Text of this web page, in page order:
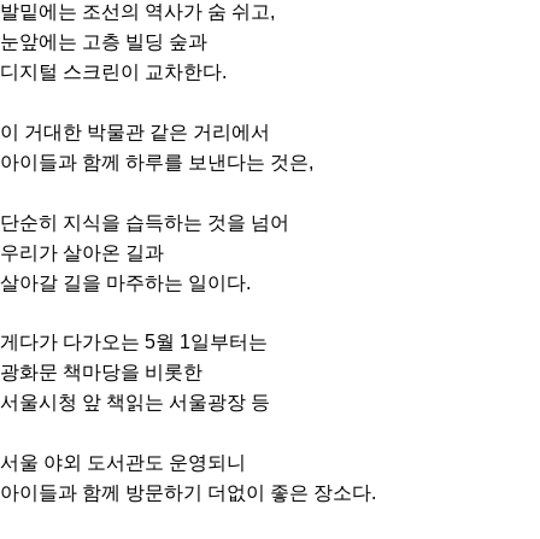
발밑에는 조선의 역사가 숨 쉬고,
눈앞에는 고층 빌딩 숲과
디지털 스크린이 교차한다.
이 거대한 박물관 같은 거리에서
아이들과 함께 하루를 보낸다는 것은,
단순히 지식을 습득하는 것을 넘어
우리가 살아온 길과
살아갈 길을 마주하는 일이다.
게다가 다가오는 5월 1일부터는
광화문 책마당을 비롯한
서울시청 앞 책읽는 서울광장 등
서울 야외 도서관도 운영되니
아이들과 함께 방문하기 더없이 좋은 장소다.